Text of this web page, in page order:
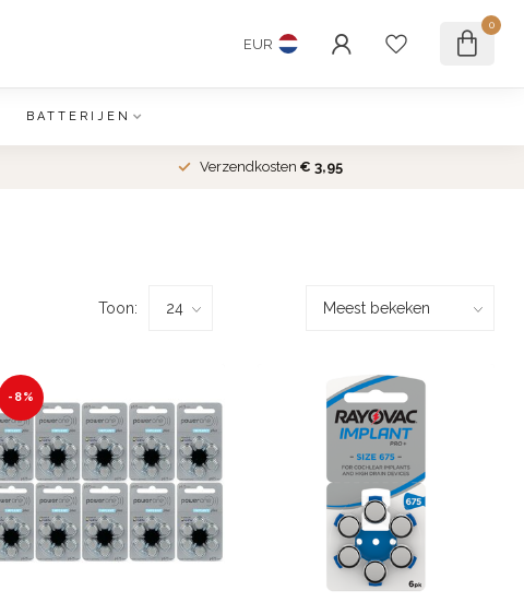
EUR
0
BATTERIJEN
Verzendkosten € 3,95
Toon:
-8%